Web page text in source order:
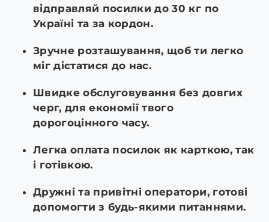
відправляй посилки до 30 кг по
Україні та за кордон.
Зручне розташування, щоб ти легко
міг дістатися до нас.
Швидке обслуговування без довгих
черг, для економії твого
дорогоцінного часу.
Легка оплата посилок як карткою, так
і готівкою.
Дружні та привітні оператори, готові
допомогти з будь-якими питаннями.